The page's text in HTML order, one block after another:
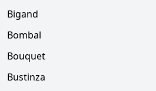
Bigand
Bombal
Bouquet
Bustinza